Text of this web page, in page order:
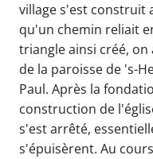
village s'est construit
qu'un chemin reliait
triangle ainsi créé,
de la paroisse de 's-
Paul. Après la
construction de
s'est arrêté,
s'épuisèrent. Au cours